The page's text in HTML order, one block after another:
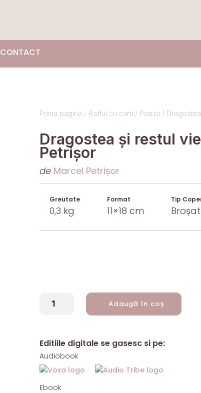
CONTACT
Prima pagina / Raftul cu carti / Poezii /
Dragostea și restul
Petrișor
de Marcel Petrișor
Greutate
0,3 kg
Format
11×18 cm
Tip
DRAGOSTEA
VIEȚII,
DE
MARCEL
Adaugă în coș
Editiile digitale se gasesc si pe:
Audiobook
Ebook